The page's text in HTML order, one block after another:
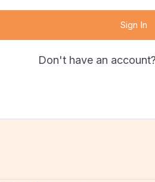
Sign In
Don't have an